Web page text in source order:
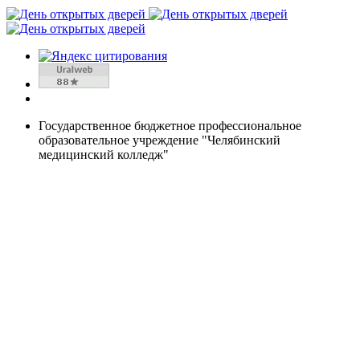
Государственное бюджетное профессиональное
образовательное учреждение "Челябинский
медицинский колледж"